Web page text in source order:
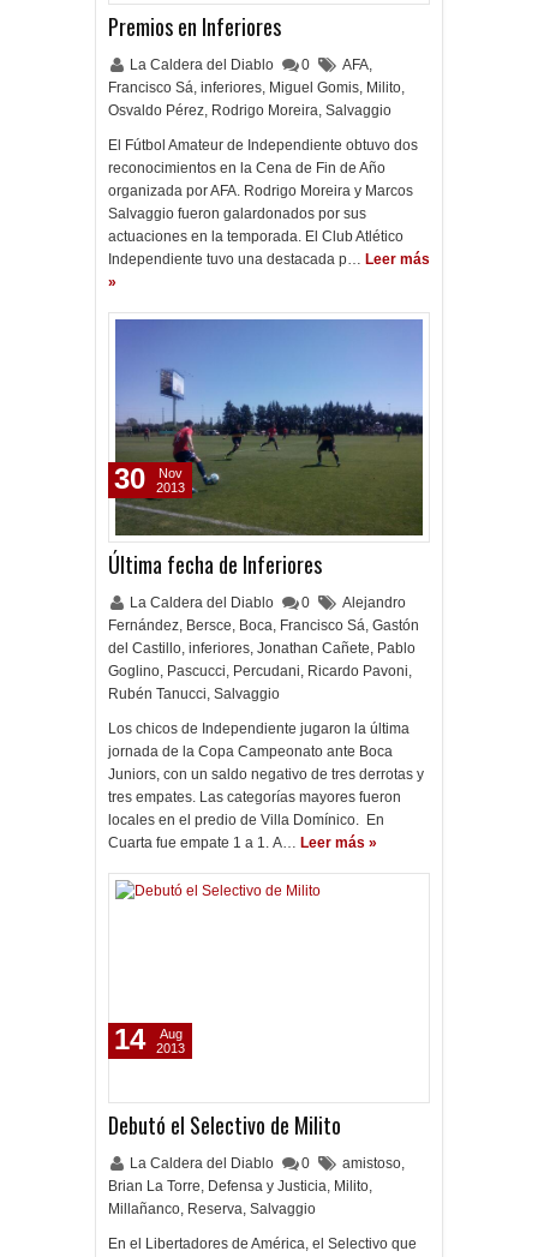
Premios en Inferiores
La Caldera del Diablo 0 AFA,
Francisco Sá, inferiores, Miguel Gomis, Milito,
Osvaldo Pérez, Rodrigo Moreira, Salvaggio
El Fútbol Amateur de Independiente obtuvo dos
reconocimientos en la Cena de Fin de Año
organizada por AFA. Rodrigo Moreira y Marcos
Salvaggio fueron galardonados por sus
actuaciones en la temporada. El Club Atlético
Independiente tuvo una destacada p… Leer más
»
Última fecha de Inferiores
La Caldera del Diablo 0
Alejandro
Fernández, Bersce, Boca, Francisco Sá, Gastón
del Castillo, inferiores, Jonathan Cañete, Pablo
Goglino, Pascucci, Percudani, Ricardo Pavoni,
Rubén Tanucci, Salvaggio
Los chicos de Independiente jugaron la última
jornada de la Copa Campeonato ante Boca
Juniors, con un saldo negativo de tres derrotas y
tres empates. Las categorías mayores fueron
locales en el predio de Villa Domínico. En
Cuarta fue empate 1 a 1. A… Leer más »
30
Nov
2013
Debutó el Selectivo de Milito
La Caldera del Diablo 0 amistoso,
Brian La Torre, Defensa y Justicia, Milito,
Millañanco, Reserva, Salvaggio
En el Libertadores de América, el Selectivo que
14
Aug
2013